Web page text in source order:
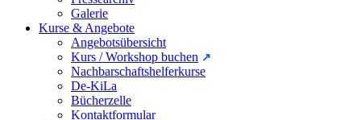
Galerie
Kurse & Angebote
Angebotsübersicht
Kurs / Workshop buchen
Nachbarschaftshelferkurse
De-KiLa
Bücherzelle
Kontaktformular